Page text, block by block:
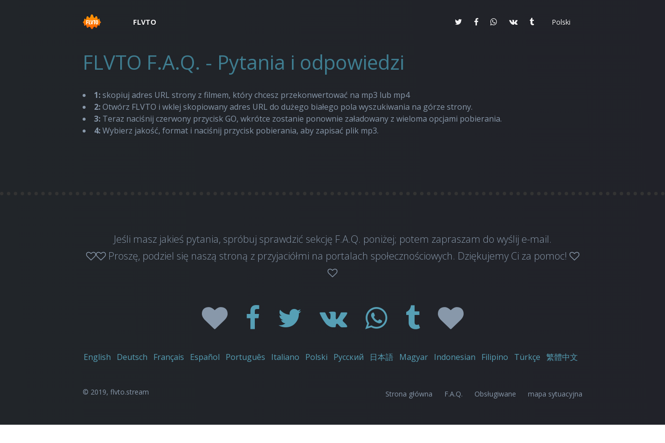
FLVTO Polski
FLVTO F.A.Q. - Pytania i odpowiedzi
1:skopiuj adres URL strony z filmem, który chcesz przekonwertować na mp3 lub mp4
2:Otwórz FLVTO i wklej skopiowany adres URL do dużego białego pola wyszukiwania na górze strony.
3: Teraz naciśnij czerwony przycisk GO, wkrótce zostanie ponownie załadowany z wieloma opcjami pobierania.
4:Wybierz jakość, format i naciśnij przycisk pobierania, aby zapisać plik mp3.
Jeśli masz jakieś pytania, spróbuj sprawdzić sekcję F.A.Q. poniżej; potem zapraszam do wyślij e-mail.
Proszę, podziel się naszą stroną z przyjaciółmi na portalach społecznościowych. Dziękujemy Ci za pomoc!
English Deutsch Français Español Português Italiano Polski Русский 日本語 Magyar Indonesian Filipino Türkçe 繁體中文
© 2019, flvto.stream Strona główna F.A.Q. Obsługiwane mapa sytuacyjna